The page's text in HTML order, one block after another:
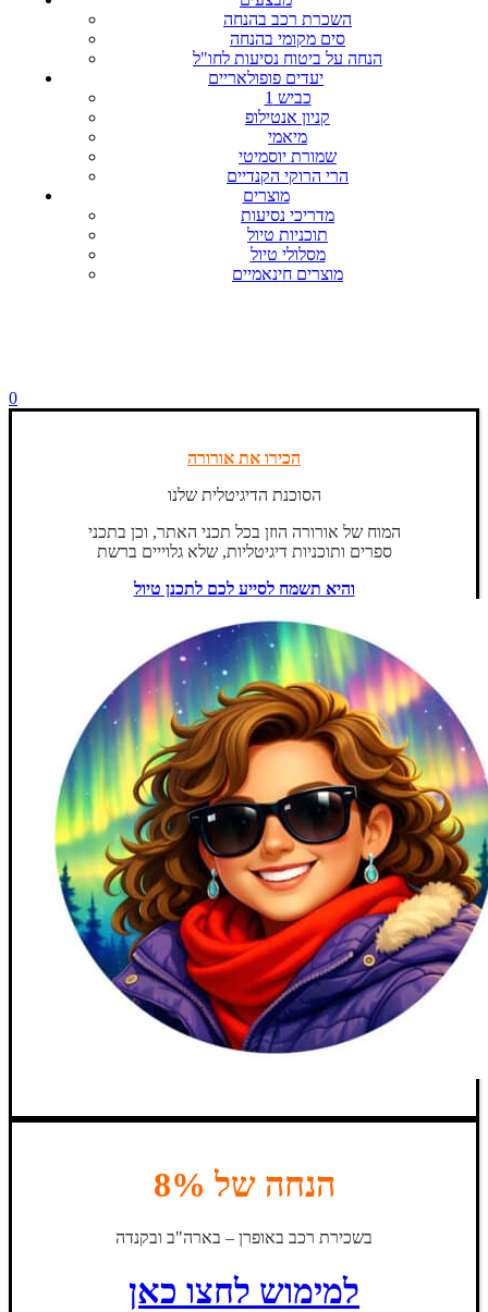
השכרת רכב בהנחה
סים מקומי בהנחה
הנחה על ביטוח נסיעות לחו"ל
יעדים פופולאריים
כביש 1
קניון אנטילופ
מיאמי
שמורת יוסמיטי
הרי הרוקי הקנדיים
מוצרים
מדריכי נסיעות
תוכניות טיול
מסלולי טיול
מוצרים חינאמיים
0
הכירו את אורורה
הסוכנת הדיגיטלית שלנו
המוח של אורורה הוזן בכל תכני האתר, וכן בתכני
ספרים ותוכניות דיגיטליות, שלא גלוייים ברשת
והיא תשמח לסייע לכם לתכנן טיול
הנחה של 8%
בשכירת רכב באופרן – בארה"ב ובקנדה
למימוש לחצו כאן